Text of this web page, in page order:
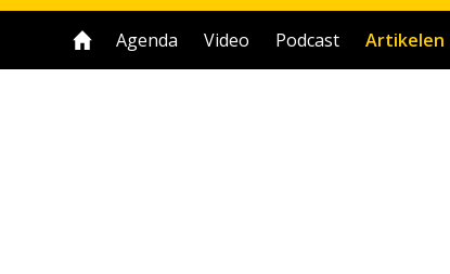
Agenda Video Podcast Artikelen